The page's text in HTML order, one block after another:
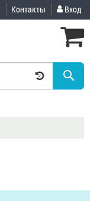
Контакты Вход